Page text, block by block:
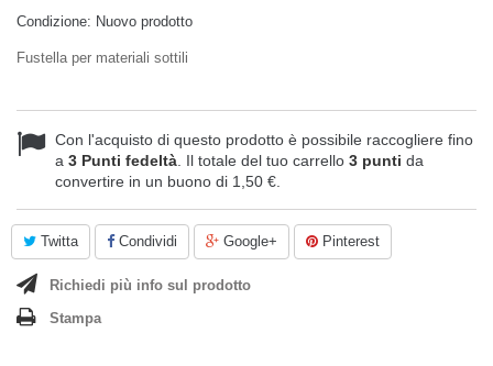
Condizione: Nuovo prodotto
Fustella per materiali sottili
Con l'acquisto di questo prodotto è possibile raccogliere fino
a 3 Punti fedeltà . Il totale del tuo carrello 3 punti da
convertire in un buono di 1,50 €
Twitta Condividi Google+ Pinterest
Richiedi più info sul prodotto
Stampa